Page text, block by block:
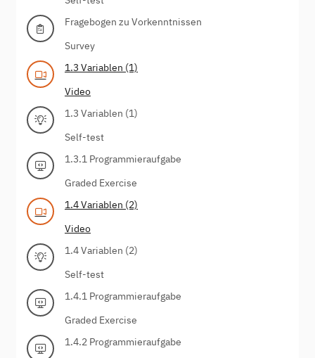
Fragebogen zu Vorkenntnissen
Survey
1.3 Variablen (1)
Video
1.3 Variablen (1)
Self-test
1.3.1 Programmieraufgabe
Graded Exercise
1.4 Variablen (2)
Video
1.4 Variablen (2)
Self-test
1.4.1 Programmieraufgabe
Graded Exercise
1.4.2 Programmieraufgabe